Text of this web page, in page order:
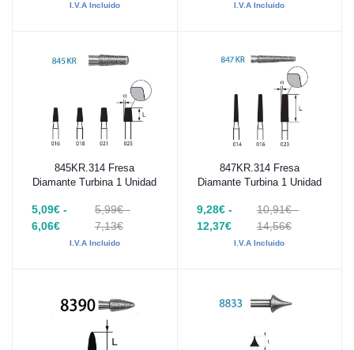
I.V.A Incluido I.V.A Incluido
Añadir al carrito
845KR.314 Fresa
Diamante Turbina 1 Unidad
5,09€ -
6,06€
5,99€ -
7,13€
I.V.A Incluido
Añadir al carrito
847KR.314 Fresa
Diamante Turbina 1 Unidad
9,28€ -
12,37€
10,91€ -
14,56€
I.V.A Incluido